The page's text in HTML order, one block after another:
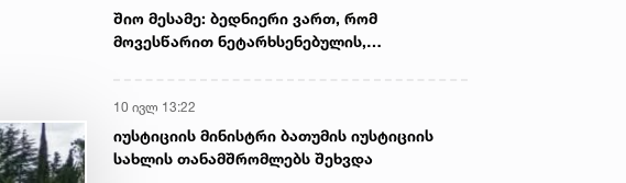
შიო მესამე: ბედნიერი ვართ, რომ
მოვესწარით ნეტარხსენებულის,
10 ივლ 13:22
იუსტიციის მინისტრი ბათუმის იუსტიციის
სახლის თანამშრომლებს შეხვდა